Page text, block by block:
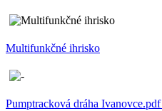
Multifunkčné ihrisko
Pumptracková dráha Ivanovce.pdf